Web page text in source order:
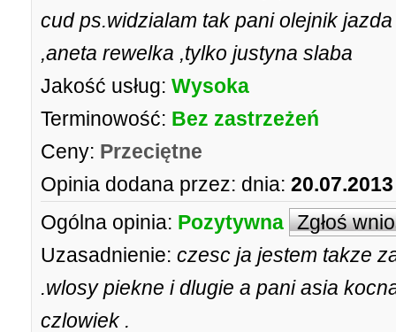
cud ps.widzialam tak pani olejnik
,aneta rewelka ,tylko justyna slaba
Jakość usług: Wysoka
Terminowość: Bez zastrzeżeń
Ceny: Przeciętne
Opinia dodana przez: dnia:
Ogólna opinia: Pozytywna Zgłoś
Uzasadnienie: czesc ja jestem takze
.wlosy piekne i dlugie a pani asia
czlowiek .